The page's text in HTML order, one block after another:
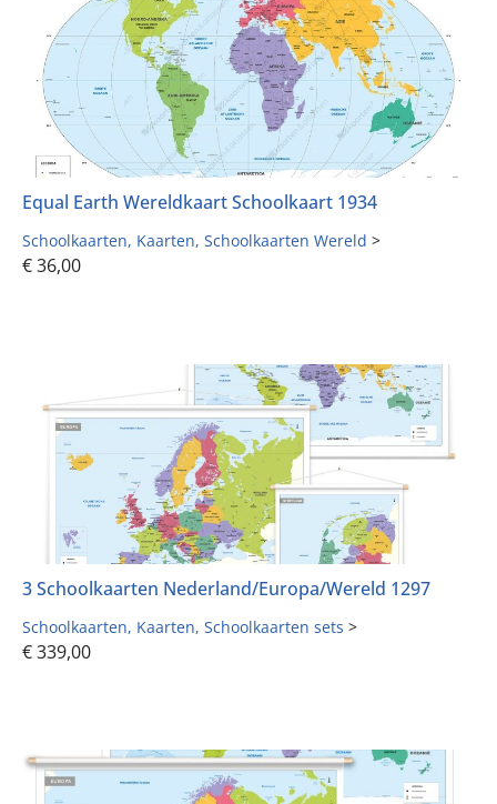
Equal Earth Wereldkaart Schoolkaart 1934
Schoolkaarten Kaarten Schoolkaarten Wereld >
€36,00
3 Schoolkaarten Nederland/Europa/Wereld 1297
Schoolkaarten Kaarten Schoolkaarten sets >
€339,00